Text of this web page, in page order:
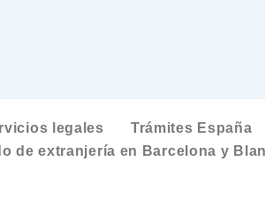
legales
Trámites España
de extranjería en Barcelona y